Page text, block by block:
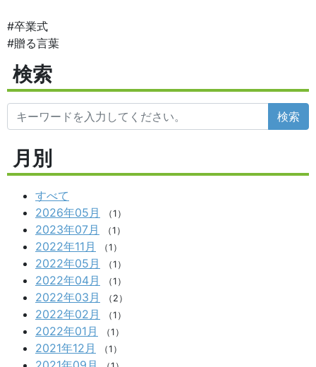
#卒業式
#贈る言葉
検索
検索
月別
すべて
2026年05月
（1）
2023年07月 （1）
2022年11月 （1）
2022年05月 （1）
2022年04月 （1）
2022年03月 （2）
2022年02月 （1）
2022年01月 （1）
2021年12月 （1）